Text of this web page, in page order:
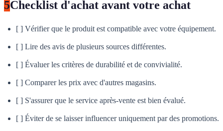
5Checklist d'achat avant votre achat
[ ] Vérifier que le produit est compatible avec votre équipement.
[ ] Lire des avis de plusieurs sources différentes.
[ ] Évaluer les critères de durabilité et de convivialité.
[ ] Comparer les prix avec d'autres magasins.
[ ] S'assurer que le service après-vente est bien évalué.
[ ] Éviter de se laisser influencer uniquement par des promotions.